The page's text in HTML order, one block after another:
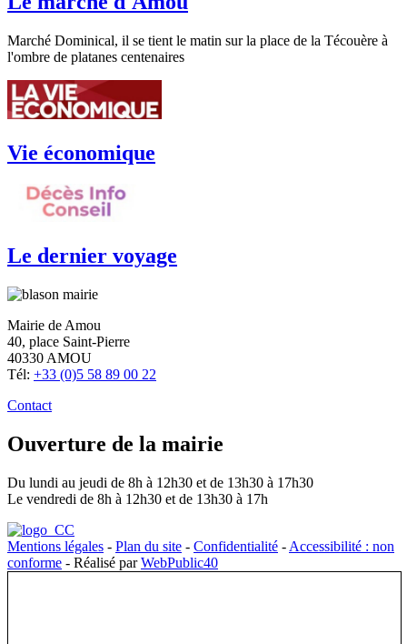
Marché Dominical, il se tient le matin sur la place de la Técouère à
l'ombre de platanes centenaires
Vie économique
Le dernier voyage
Mairie de Amou
40, place Saint-Pierre
40330 AMOU
Tél: +33 (0)5 58 89 00 22
Contact
Ouverture de la mairie
Du lundi au jeudi de 8h à 12h30 et de 13h30 à 17h30
Le vendredi de 8h à 12h30 et de 13h30 à 17h
Mentions légales - Plan du site - Confidentialité - Accessibilité : non
conforme - Réalisé parWebPublic40